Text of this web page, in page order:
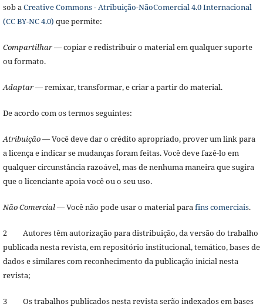
sob aCreative Commons - Atribuição-NãoComercial 4.0 Internacional
(CC BY-NC 4.0) que permite:
Compartilhar— copiar e redistribuir o material em qualquer suporte
ou formato.
Adaptar— remixar, transformar, e criar a partir do material.
De acordo com os termos seguintes:
Atribuição— Você deve dar o crédito apropriado, prover um link para
a licença e indicar se mudanças foram feitas. Você deve fazê-lo em
qualquer circunstância razoável, mas de nenhuma maneira que sugira
que o licenciante apoia você ou o seu uso.
Não Comercial— Você não pode usar o material parafins comerciais.
2 Autores têm autorização para distribuição, da versão do trabalho
publicada nesta revista, em repositório institucional, temático, bases de
dados e similares com reconhecimento da publicação inicial nesta
revista;
3 Os trabalhos publicados nesta revista serão indexados em bases